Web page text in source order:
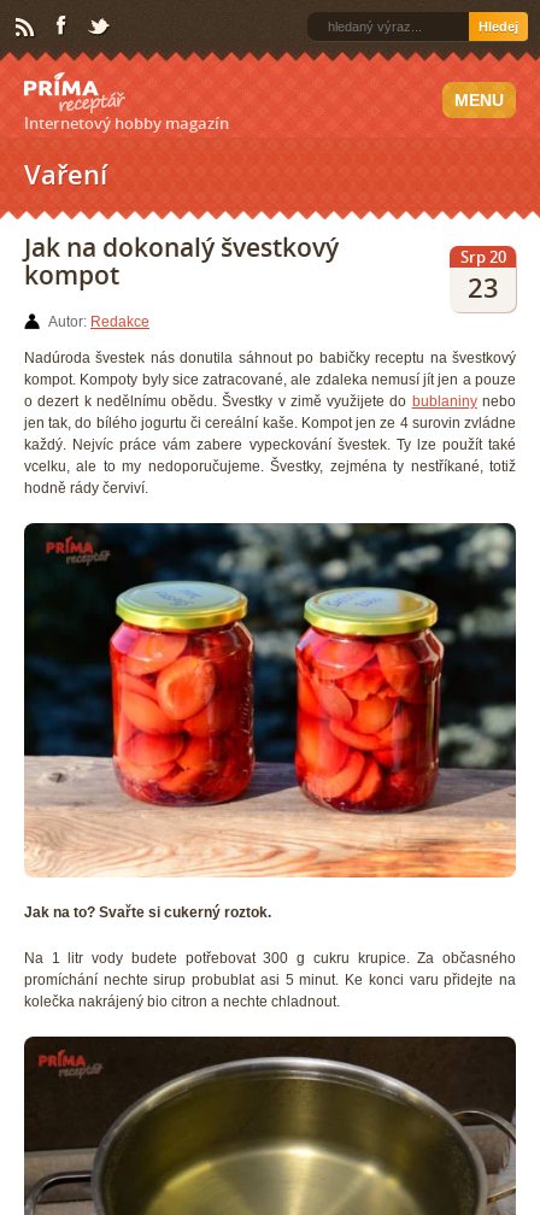
Hledej
Internetový hobby magazín
MENU
Vaření
Jak na dokonalý švestkový
kompot
Srp 20
23
Autor: Redakce
Nadúroda švestek nás donutila sáhnout po babičky receptu na švestkový
kompot. Kompoty byly sice zatracované, ale zdaleka nemusí jít jen a pouze
o dezert k nedělnímu obědu. Švestky v zimě využijete do bublaninynebo
jen tak, do bílého jogurtu či cereální kaše. Kompot jen ze 4 surovin zvládne
každý. Nejvíc práce vám zabere vypeckování švestek. Ty lze použít také
vcelku, ale to my nedoporučujeme. Švestky, zejména ty nestříkané, totiž
hodně rády červiví.
Jak na to? Svařte si cukerný roztok.
Na 1 litr vody budete potřebovat 300 g cukru krupice. Za občasného
promíchání nechte sirup probublat asi 5 minut. Ke konci varu přidejte na
kolečka nakrájený bio citron a nechte chladnout.